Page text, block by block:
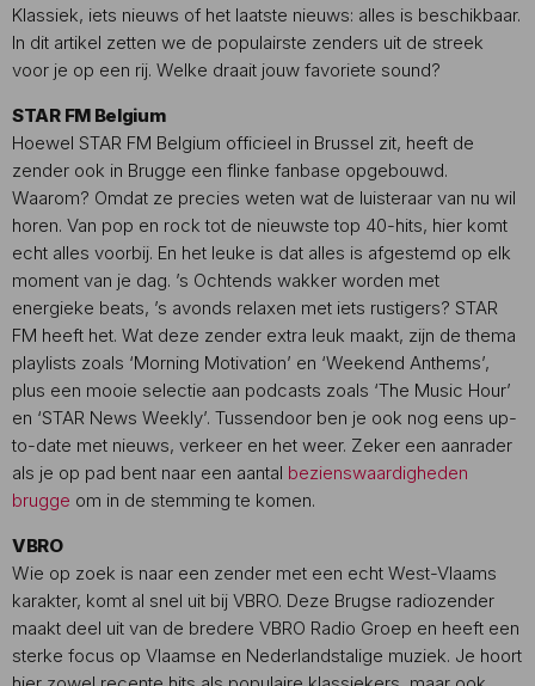
Klassiek, iets nieuws of het laatste nieuws: alles is beschikbaar.
In dit artikel zetten we de populairste zenders uit de streek
voor je op een rij. Welke draait jouw favoriete sound?
STAR FM Belgium
Hoewel STAR FM Belgium officieel in Brussel zit, heeft de
zender ook in Brugge een flinke fanbase opgebouwd.
Waarom? Omdat ze precies weten wat de luisteraar van nu wil
horen. Van pop en rock tot de nieuwste top 40-hits, hier komt
echt alles voorbij. En het leuke is dat alles is afgestemd op elk
moment van je dag. ’s Ochtends wakker worden met
energieke beats, ’s avonds relaxen met iets rustigers? STAR
FM heeft het. Wat deze zender extra leuk maakt, zijn de thema
playlists zoals ‘Morning Motivation’ en ‘Weekend Anthems’,
plus een mooie selectie aan podcasts zoals ‘The Music Hour’
en ‘STAR News Weekly’. Tussendoor ben je ook nog eens up-
to-date met nieuws, verkeer en het weer. Zeker een aanrader
als je op pad bent naar een aantal bezienswaardigheden
brugge om in de stemming te komen.
VBRO
Wie op zoek is naar een zender met een echt West-Vlaams
karakter, komt al snel uit bij VBRO. Deze Brugse radiozender
maakt deel uit van de bredere VBRO Radio Groep en heeft een
sterke focus op Vlaamse en Nederlandstalige muziek. Je hoort